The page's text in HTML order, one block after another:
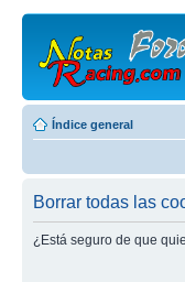
Índice general
Borrar todas las
¿Está seguro de que